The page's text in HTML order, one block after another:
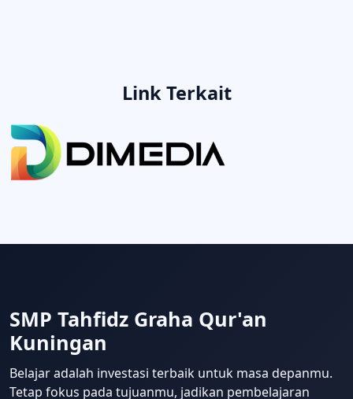
Link Terkait
SMP Tahfidz Graha Qur'an
Kuningan
Belajar adalah investasi terbaik untuk masa depanmu.
Tetap fokus pada tujuanmu, jadikan pembelajaran